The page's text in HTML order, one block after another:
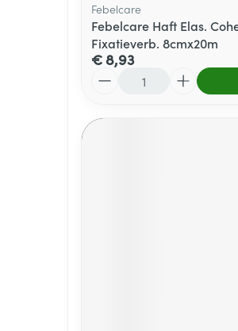
Febelcare
Febelcare Haft Elas.
Fixatieverb. 8cmx20m
€ 8,93